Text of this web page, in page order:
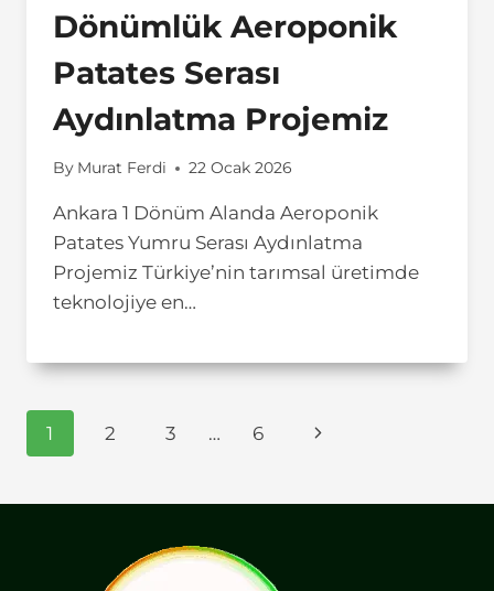
Dönümlük Aeroponik
Patates Serası
Aydınlatma Projemiz
By Murat Ferdi 22 Ocak 2026
Ankara 1 Dönüm Alanda Aeroponik
Patates Yumru Serası Aydınlatma
Projemiz Türkiye’nin tarımsal üretimde
teknolojiye en…
Page
1 2 3 … 6
Next